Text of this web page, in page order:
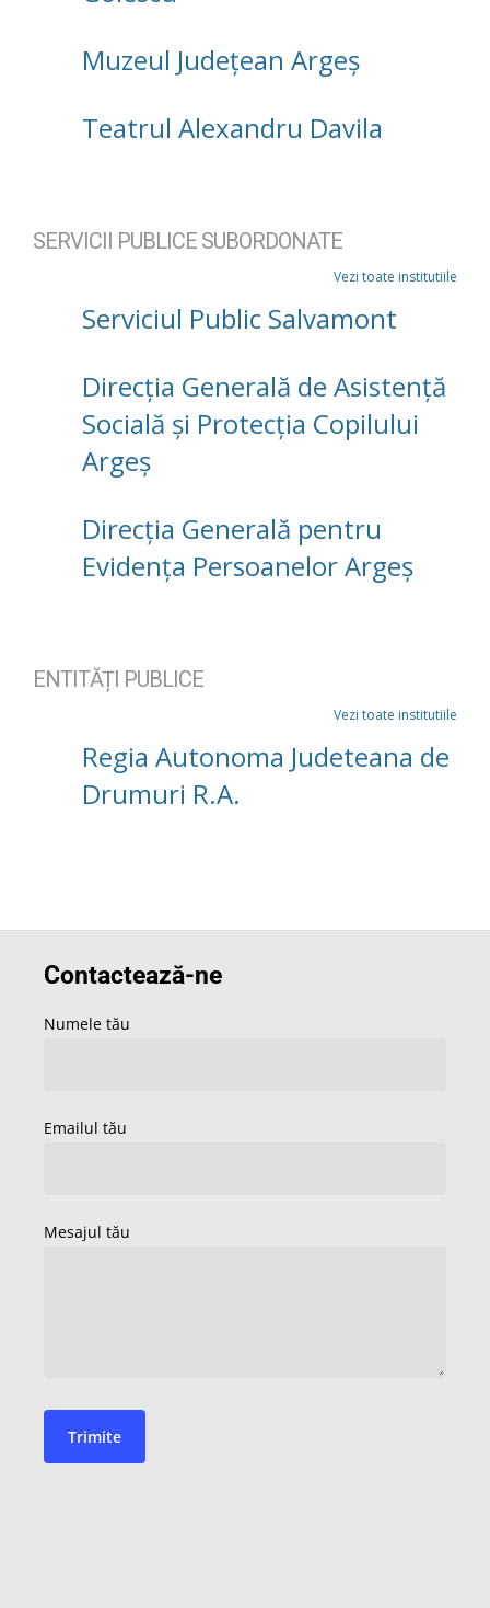
Muzeul Județean Argeș
Teatrul Alexandru Davila
SERVICII PUBLICE SUBORDONATE
Vezi toate institutiile
Serviciul Public Salvamont
Direcţia Generală de Asistenţă
Socială şi Protecţia Copilului
Argeş
Direcția Generală pentru
Evidența Persoanelor Argeș
ENTITĂȚI PUBLICE
Vezi toate institutiile
Regia Autonoma Judeteana de
Drumuri R.A.